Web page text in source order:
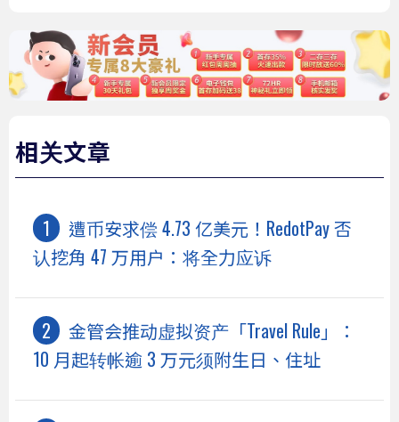
相关文章
遭币安求偿 4.73 亿美元！RedotPay 否
认挖角 47 万用户：将全力应诉
金管会推动虚拟资产「Travel Rule」：
10 月起转帐逾 3 万元须附生日、住址